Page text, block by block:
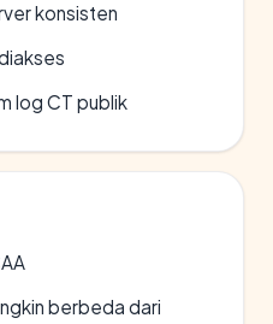
konsisten
log CT publik
berbeda dari